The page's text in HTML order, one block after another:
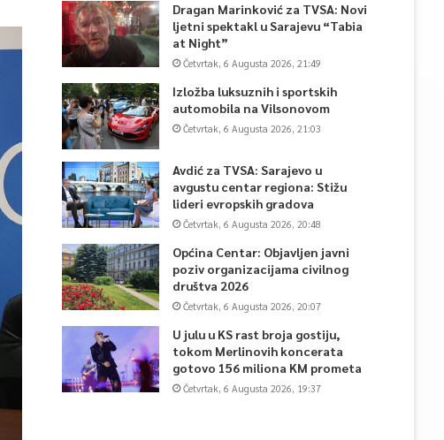
Dragan Marinković za TVSA: Novi
ljetni spektakl u Sarajevu “Tabia
at Night”
Četvrtak, 6 Augusta 2026, 21:49
Izložba luksuznih i sportskih
automobila na Vilsonovom
Četvrtak, 6 Augusta 2026, 21:03
Avdić za TVSA: Sarajevo u
avgustu centar regiona: Stižu
lideri evropskih gradova
Četvrtak, 6 Augusta 2026, 20:48
Općina Centar: Objavljen javni
poziv organizacijama civilnog
društva 2026
Četvrtak, 6 Augusta 2026, 20:07
U julu u KS rast broja gostiju,
tokom Merlinovih koncerata
gotovo 156 miliona KM prometa
Četvrtak, 6 Augusta 2026, 19:37